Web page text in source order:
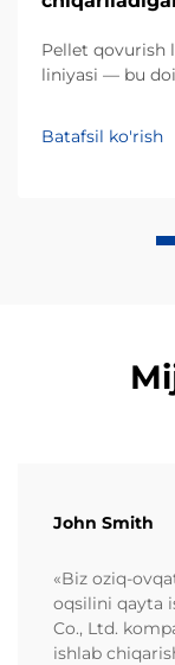
Pellet qovurish
liniyasi — bu
An'anaviy
Batafsil ko'rish
John Smith
«Biz oziq-
oqsilini qayta
Co., Ltd.
ishlab